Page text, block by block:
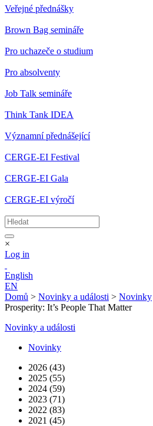
Veřejné přednášky
Brown Bag semináře
Pro uchazeče o studium
Pro absolventy
Job Talk semináře
Think Tank IDEA
Významní přednášející
CERGE-EI Festival
CERGE-EI Gala
CERGE-EI výročí
×
Log in
English
EN
Domů > Novinky a události > Novinky
Prosperity: It’s People That Matter
Novinky a události
Novinky
2026 (43)
2025 (55)
2024 (59)
2023 (71)
2022 (83)
2021 (45)